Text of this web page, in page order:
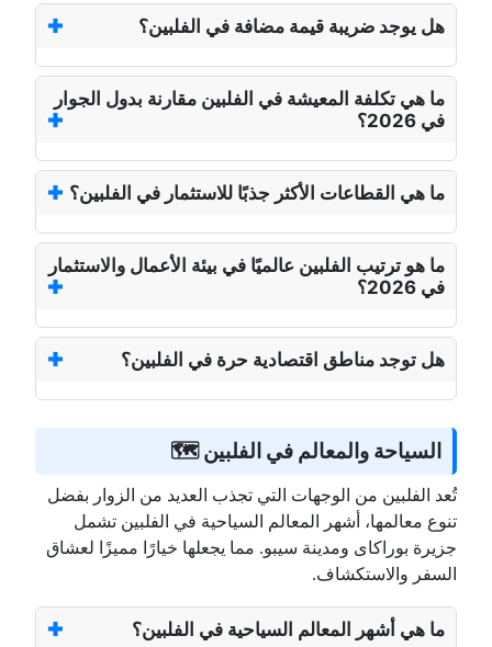
هل يوجد ضريبة قيمة مضافة في الفلبين؟
ما هي تكلفة المعيشة في الفلبين مقارنة بدول الجوار
في 2026؟
ما هي القطاعات الأكثر جذبًا للاستثمار في الفلبين؟
ما هو ترتيب الفلبين عالميًا في بيئة الأعمال والاستثمار
في 2026؟
هل توجد مناطق اقتصادية حرة في الفلبين؟
السياحة والمعالم في الفلبين 🗺️
تُعد الفلبين من الوجهات التي تجذب العديد من الزوار بفضل
تنوع معالمها، أشهر المعالم السياحية في الفلبين تشمل
جزيرة بوراكاى ومدينة سيبو. مما يجعلها خيارًا مميزًا لعشاق
السفر والاستكشاف.
ما هي أشهر المعالم السياحية في الفلبين؟